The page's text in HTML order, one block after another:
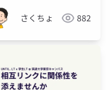
さくちょ 882